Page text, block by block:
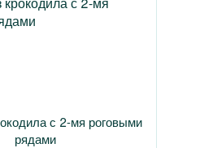
с 2-мя роговыми
рядами